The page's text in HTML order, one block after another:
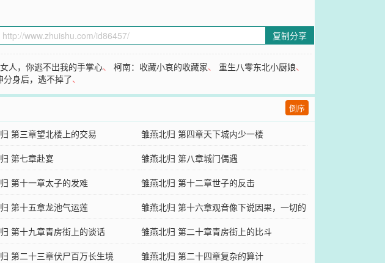
复制分享
女人，你逃不出我的手掌心、柯南：收藏小哀的收藏家、重生八零东北小厨娘、
分身后，逃不掉了、
倒序
第三章望北楼上的交易
雏燕北归 第四章天下城内少一楼
第七章赴宴
雏燕北归 第八章城门偶遇
第十一章太子的发难
雏燕北归 第十二章世子的反击
第十五章龙池气运莲
雏燕北归 第十六章观音像下说因果，一切的
开端
第十九章青房街上的谈话
雏燕北归 第二十章青房街上的比斗
第二十三章伏尸百万长生境 雏燕北归 第二十四章复杂的算计